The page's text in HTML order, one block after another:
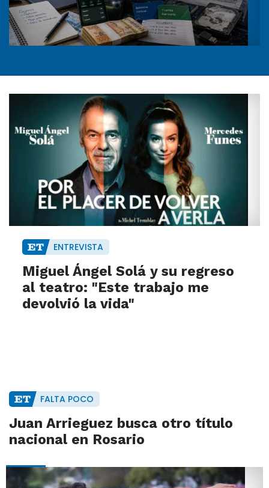
ENTREVISTA
Miguel Ángel Solá y su regreso
al teatro: "Este trabajo me
devolvió la vida"
FALTA POCO
Juan Arrieguez busca otro título
nacional en Rosario